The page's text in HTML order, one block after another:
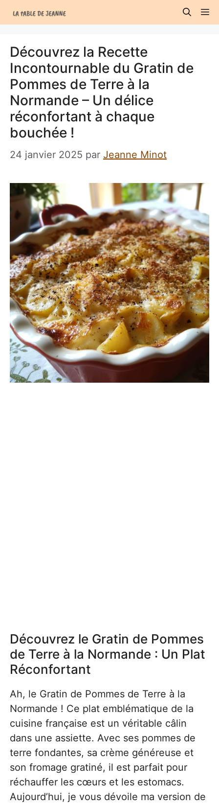
au
Découvrez la Recette
Incontournable du Gratin de
Pommes de Terre à la
Normande – Un délice
réconfortant à chaque
bouchée !
24 janvier 2025 par Jeanne Minot
Découvrez le Gratin de Pommes
de Terre à la Normande : Un Plat
Réconfortant
Ah, le Gratin de Pommes de Terre à la
Normande ! Ce plat emblématique de la
cuisine française est un véritable câlin
dans une assiette. Avec ses pommes de
terre fondantes, sa crème généreuse et
son fromage gratiné, il est parfait pour
réchauffer les cœurs et les estomacs.
Aujourd’hui, je vous dévoile ma version de